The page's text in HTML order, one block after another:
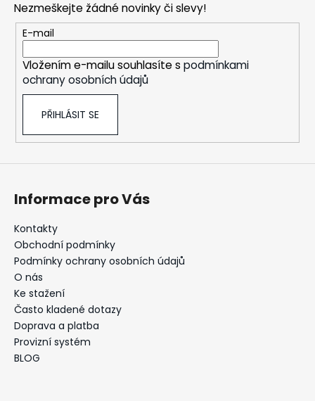
Nezmeškejte žádné novinky či slevy!
E-mail
Vložením e-mailu souhlasíte s podmínkami
ochrany osobních údajů
PŘIHLÁSIT SE
Informace pro Vás
Kontakty
Obchodní podmínky
Podmínky ochrany osobních údajů
O nás
Ke stažení
Často kladené dotazy
Doprava a platba
Provizní systém
BLOG